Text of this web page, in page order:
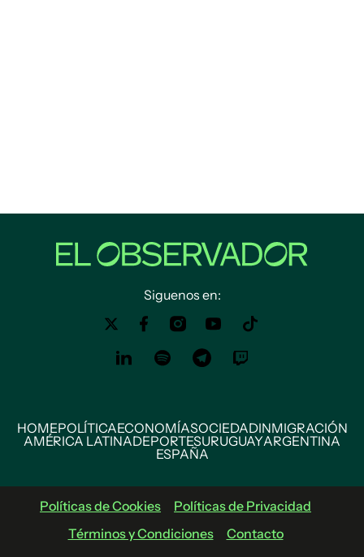
Siguenos en:
HOMEPOLÍTICAECONOMÍASOCIEDADINMIGRACIÓN
AMÉRICA LATINADEPORTESURUGUAYARGENTINA
ESPAÑA
Políticas de Cookies
Políticas de Privacidad
Términos y Condiciones
Contacto